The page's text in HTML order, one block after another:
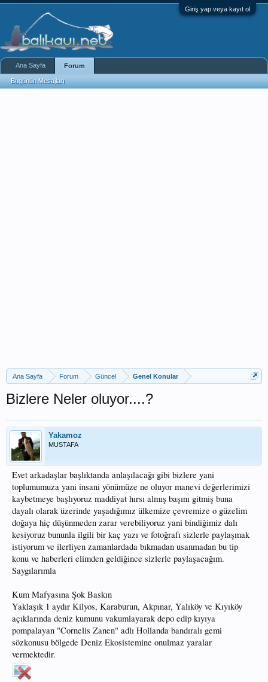
Giriş yap veya kayıt ol
Ana Sayfa Forum Güncel Genel Konular
Bizlere Neler oluyor....?
Yakamoz
MUSTAFA
Evet arkadaşlar başlıktanda anlaşılacağı gibi bizlere yani
toplumumuza yani insani yönümüze ne oluyor manevi değerlerimizi
kaybetmeye başlıyoruz maddiyat hırsı almış başını gitmiş buna
dayalı olarak üzerinde yaşadığımız ülkemize çevremize o güzelim
doğaya hiç düşünmeden zarar verebiliyoruz yani bindiğimiz dalı
kesiyoruz bununla ilgili bir kaç yazı ve fotoğrafı sizlerle paylaşmak
istiyorum ve ilerliyen zamanlardada bıkmadan usanmadan bu tip
konu ve haberleri elimden geldiğince sizlerle paylaşacağım.
Saygılarımla
Kum Mafyasına Şok Baskın
Yaklaşık 1 aydır Kilyos, Karaburun, Akpınar, Yalıköy ve Kıyıköy
açıklarında deniz kumunu vakumlayarak depo edip kıyıya
pompalayan "Cornelis Zanen" adlı Hollanda bandıralı gemi
sözkonusu bölgede Deniz Ekosistemine onulmaz yaralar
vermektedir.
Ana Sayfa Forum
Bugünün Mesajları